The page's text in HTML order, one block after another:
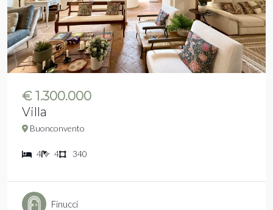
€ 1.300.000
Villa
Buonconvento
4 4 340
Finucci